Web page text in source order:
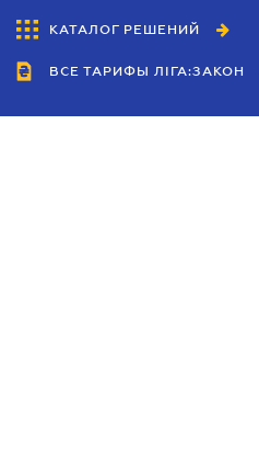
КАТАЛОГ РЕШЕНИЙ
ВСЕ ТАРИФЫ ЛІГА:ЗАКОН